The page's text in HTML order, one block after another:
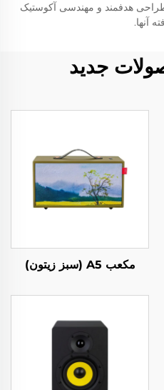
هدفمند و مهندسی آکوستیک
آنها.
جدید
مکعب A5 (سبز زیتون)